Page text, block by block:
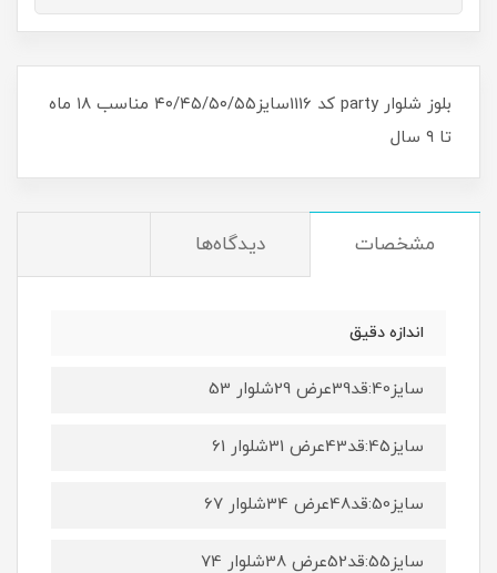
بلوز شلوار party کد 1116سایز۴۰/۴۵/۵۰/۵۵ مناسب ۱۸ ماه
تا ۹ سال
مشخصات دیدگاه‌ها
اندازه دقیق
سایز40:قد39عرض 29شلوار 53
سایز45:قد43عرض 31شلوار 61
سایز50:قد48عرض 34شلوار 67
سایز55:قد52عرض 38شلوار 74